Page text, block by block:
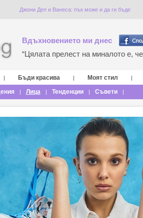
Джони Деп и Ванеса: пък може и да ги бъде
Вдъхновението ми днес
“Цялата прелест на миналото е,
| Бъди красива | Моят стил |
| Лица | Тенденции | Съвети |